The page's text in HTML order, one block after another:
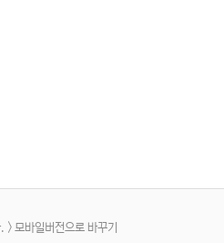
모바일버전으로 바꾸기